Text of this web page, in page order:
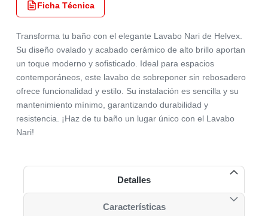
Ficha Técnica
Transforma tu baño con el elegante Lavabo Nari de Helvex.
Su diseño ovalado y acabado cerámico de alto brillo aportan
un toque moderno y sofisticado. Ideal para espacios
contemporáneos, este lavabo de sobreponer sin rebosadero
ofrece funcionalidad y estilo. Su instalación es sencilla y su
mantenimiento mínimo, garantizando durabilidad y
resistencia. ¡Haz de tu baño un lugar único con el Lavabo
Nari!
Detalles
Características